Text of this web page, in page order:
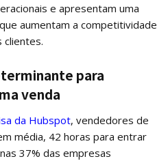
e apresentam uma
aumentam a competitividade
clientes.
para
venda
da Hubspot, vendedores de
média, 42 horas para entrar
37% das empresas